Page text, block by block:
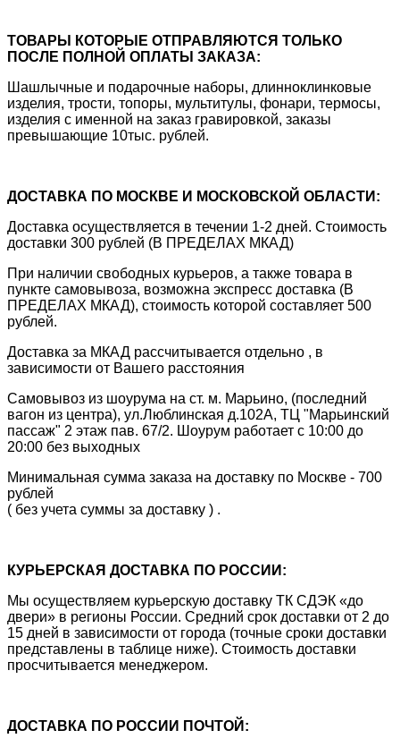
ТОВАРЫ КОТОРЫЕ ОТПРАВЛЯЮТСЯ ТОЛЬКО
ПОСЛЕ ПОЛНОЙ ОПЛАТЫ ЗАКАЗА:
Шашлычные и подарочные наборы, длинноклинковые
изделия, трости, топоры, мультитулы, фонари, термосы,
изделия с именной на заказ гравировкой, заказы
превышающие 10тыс. рублей.
ДОСТАВКА ПО МОСКВЕ И МОСКОВСКОЙ ОБЛАСТИ:
Доставка осуществляется в течении 1-2 дней. Стоимость
доставки 300 рублей (В ПРЕДЕЛАХ МКАД)
При наличии свободных курьеров, а также товара в
пункте самовывоза, возможна экспресс доставка (В
ПРЕДЕЛАХ МКАД), стоимость которой составляет 500
рублей.
Доставка за МКАД рассчитывается отдельно , в
зависимости от Вашего расстояния
Самовывоз из шоурума на ст. м. Марьино, (последний
вагон из центра), ул.Люблинская д.102А, ТЦ "Марьинский
пассаж" 2 этаж пав. 67/2. Шоурум работает с 10:00 до
20:00 без выходных
Минимальная сумма заказа на доставку по Москве - 700
рублей
( без учета суммы за доставку ) .
КУРЬЕРСКАЯ ДОСТАВКА ПО РОССИИ:
Мы осуществляем курьерскую доставку ТК СДЭК «до
двери» в регионы России. Средний срок доставки от 2 до
15 дней в зависимости от города (точные сроки доставки
представлены в таблице ниже). Стоимость доставки
просчитывается менеджером.
ДОСТАВКА ПО РОССИИ ПОЧТОЙ: